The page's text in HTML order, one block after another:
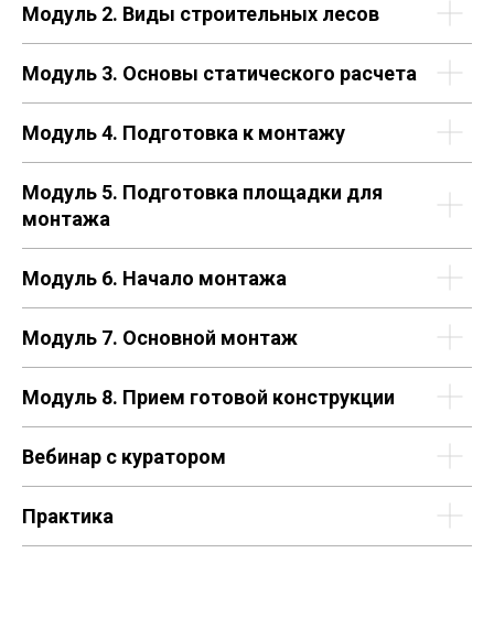
Модуль 2. Виды строительных лесов
Модуль 3. Основы статического расчета
Модуль 4. Подготовка к монтажу
Модуль 5. Подготовка площадки для
монтажа
Модуль 6. Начало монтажа
Модуль 7. Основной монтаж
Модуль 8. Прием готовой конструкции
Вебинар с куратором
Практика